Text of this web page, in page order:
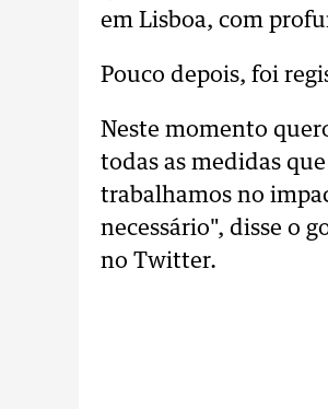
em Lisboa, com
Pouco depois, foi
Neste momento
todas as medidas
trabalhamos no
necessário", disse o
no Twitter.